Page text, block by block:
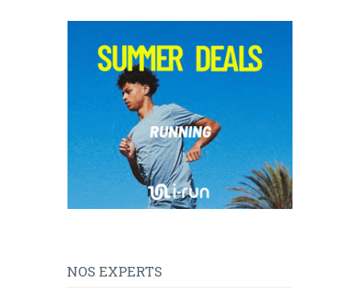
NOS EXPERTS